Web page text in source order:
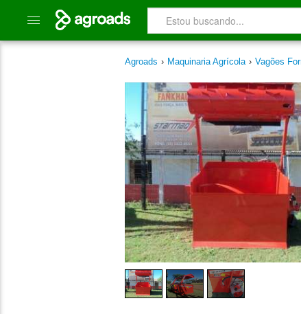
Agroads › Maquinaria Agrícola › Vagões